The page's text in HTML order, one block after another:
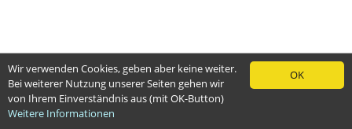
OK
Wir verwenden Cookies, geben aber keine weiter.
Bei weiterer Nutzung unserer Seiten gehen wir
von Ihrem Einverständnis aus (mit OK-Button)
Weitere Informationen